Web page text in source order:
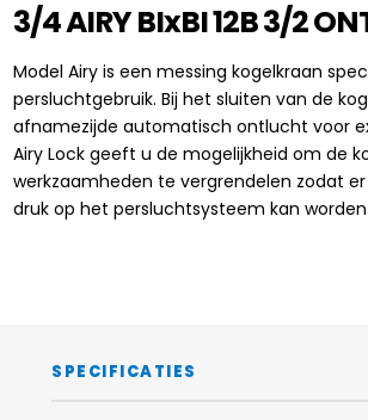
3/4 AIRY BIxBI 12B 3/2
Model Airy is een messing kogelkraan
persluchtgebruik. Bij het sluiten van de
afnamezijde automatisch ontlucht voor
Airy Lock geeft u de mogelijkheid om de
werkzaamheden te vergrendelen zodat
druk op het persluchtsysteem kan
SPECIFICATIES